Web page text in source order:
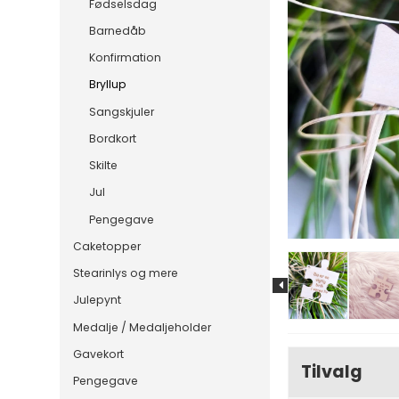
Fødselsdag
Barnedåb
Konfirmation
Bryllup
Sangskjuler
Bordkort
Skilte
Jul
Pengegave
Caketopper
Stearinlys og mere
Julepynt
Medalje / Medaljeholder
Gavekort
Pengegave
Tilvalg